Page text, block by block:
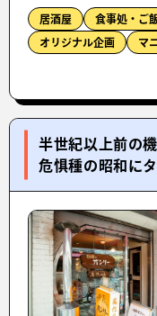
居酒屋 食事処・ご
オリジナル企画 マ
半世紀以上前の
危惧種の昭和に